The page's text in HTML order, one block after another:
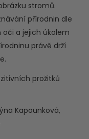
stromů.
přírodnin dle
a jejich úkolem
právě drží
prožitků
Kapounková,